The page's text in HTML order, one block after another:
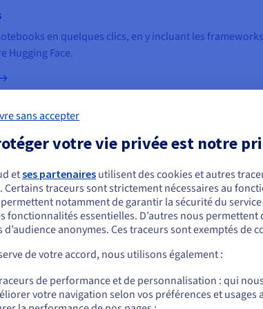
en quelques clics, en y incluant les
Hugging Face.
de votre IA dans le cloud. Augmentez votre
de vos données.
intègrent des processeurs graphiques NVIDIA Tesla
à la demande et facturées à l’heure.
semblez être localisé en États-
commander, rendez-vous sur le site de votre pays (États-
us.ovhcloud.com/
Anglais USD - $
sans accepter
votre vie privée est notre
etses partenaires utilisent des cookies et autres
Certains traceurs sont strictement nécessaires au
notamment de garantir la sécurité du
fonctionnalités essentielles. D’autres nous permettent
d’audience anonymes. Ces traceurs sont exemptés de
de votre accord, nous utilisons également :
de performance et de personnalisation : qui
votre navigation selon vos préférences et usages